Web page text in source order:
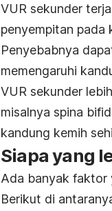
VUR sekunder
penyempitan pada
Penyebabnya
memengaruhi
VUR sekunder
misalnya spina
kandung kemih
Siapa yang
Ada banyak faktor
Berikut di